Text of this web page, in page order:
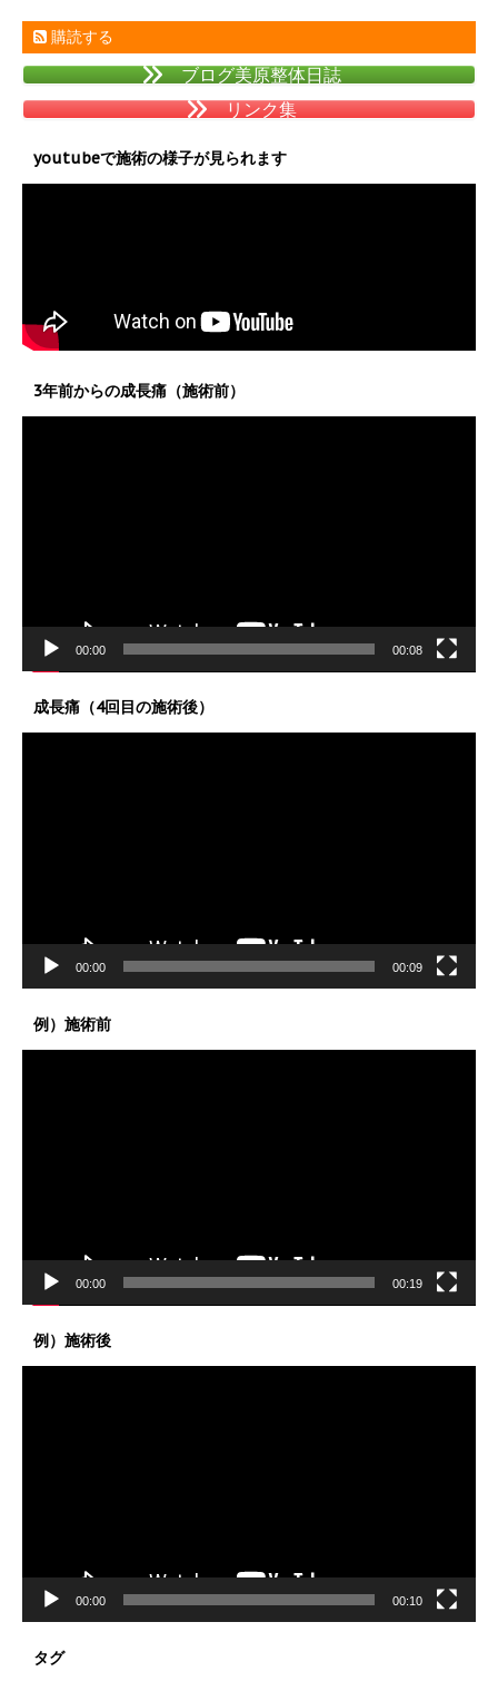
購読する
ブログ美原整体日誌
リンク集
youtubeで施術の様子が見られます
3年前からの成長痛（施術前）
00:00 00:08
成長痛（4回目の施術後）
00:00 00:09
例）施術前
00:00 00:19
例）施術後
00:00 00:10
タグ